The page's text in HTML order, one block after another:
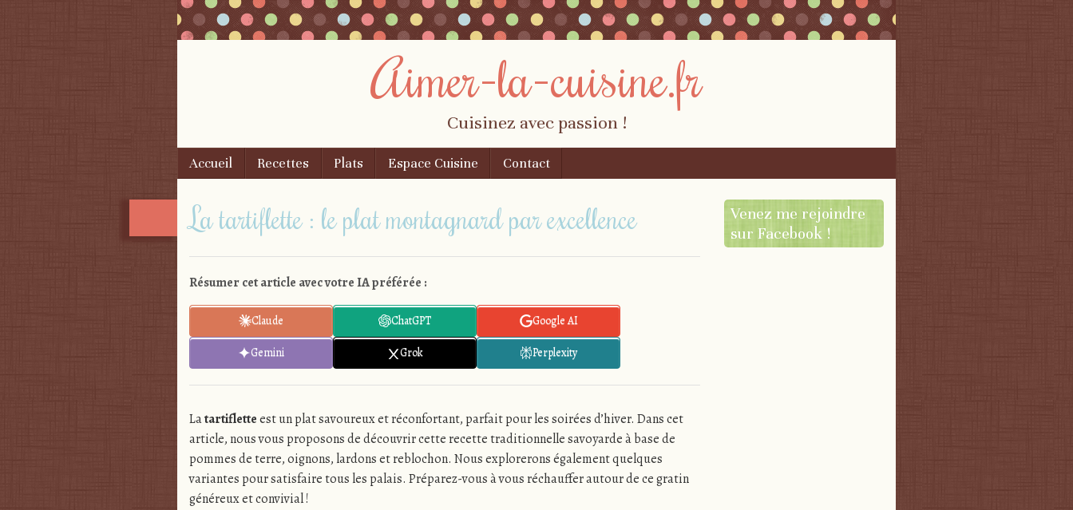
Aimer-la-cuisine.fr
Cuisinez avec passion !
Menu
Skip to content
Accueil Recettes Plats Espace Cuisine Contact
La tartiflette : le plat montagnard par excellence
Résumer cet article avec votre IA préférée :
Claude ChatGPT Google AI
Gemini Grok Perplexity
Latartifletteest un plat savoureux et réconfortant, parfait pour les soirées d’hiver. Dans cet
article, nous vous proposons de découvrir cette recette traditionnelle savoyarde à base de
pommes de terre, oignons, lardons et reblochon. Nous explorerons également quelques
variantes pour satisfaire tous les palais. Préparez-vous à vous réchauffer autour de ce gratin
généreux et convivial !
Venez me rejoindre
sur Facebook !